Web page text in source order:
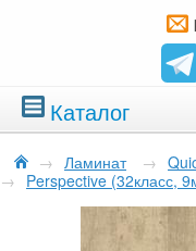
Каталог
→ Ламинат →
→ Perspective (32класс,